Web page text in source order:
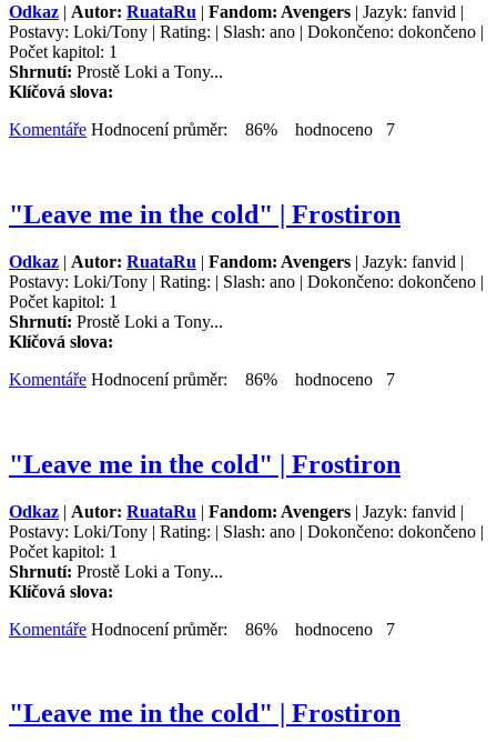
Odkaz | Autor: RuataRu | Fandom: Avengers | Jazyk: fanvid |
Postavy: Loki/Tony | Rating: | Slash: ano | Dokončeno: dokončeno |
Počet kapitol: 1
Shrnutí: Prostě Loki a Tony...
Klíčová slova:
Komentáře Hodnocení průměr: 86% hodnoceno 7
"Leave me in the cold" | Frostiron
Odkaz | Autor: RuataRu | Fandom: Avengers | Jazyk: fanvid |
Postavy: Loki/Tony | Rating: | Slash: ano | Dokončeno: dokončeno |
Počet kapitol: 1
Shrnutí: Prostě Loki a Tony...
Klíčová slova:
Komentáře Hodnocení průměr: 86% hodnoceno 7
"Leave me in the cold" | Frostiron
Odkaz | Autor: RuataRu | Fandom: Avengers | Jazyk: fanvid |
Postavy: Loki/Tony | Rating: | Slash: ano | Dokončeno: dokončeno |
Počet kapitol: 1
Shrnutí: Prostě Loki a Tony...
Klíčová slova:
Komentáře Hodnocení průměr: 86% hodnoceno 7
"Leave me in the cold" | Frostiron